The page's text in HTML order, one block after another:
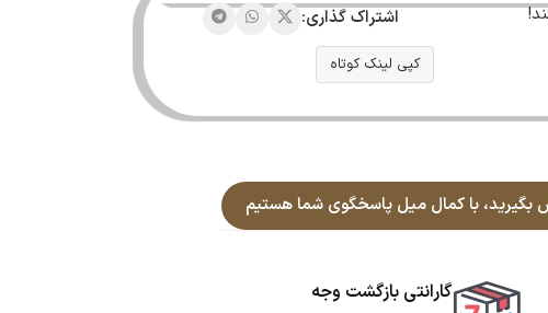
اشتراک گذاری:
کپی لینک کوتاه
گارانتی بازگشت وجه